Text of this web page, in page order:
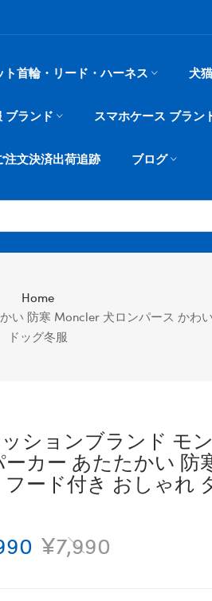
ト首輪・リード・ハーネス 犬
ブランド スマホケース ブラン
注文決済出荷追跡 ブログ
Home
防寒 Moncler 犬ロンパース かわ
ドッグ冬服
ションブランド モ
ーカー あたたかい 防
フード付き おしゃれ
¥7,990